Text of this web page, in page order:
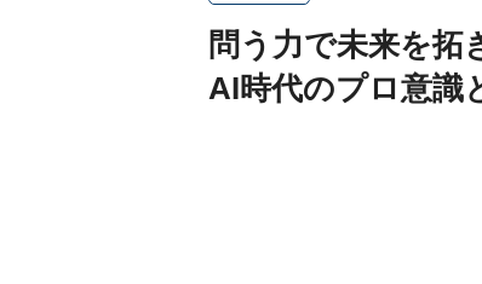
問う力で未来を拓
AI時代のプロ意識